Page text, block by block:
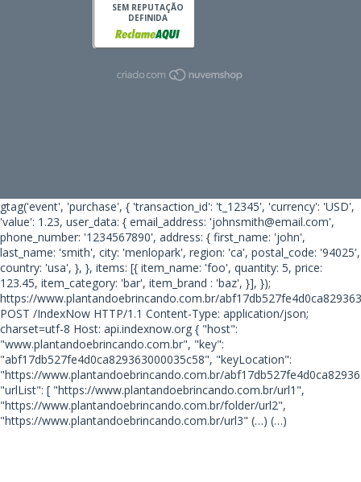
SEM REPUTAÇÃO
DEFINIDA
gtag('event', 'purchase', { 'transaction_id': 't_12345', 'currency': 'USD',
'value': 1.23, user_data: { email_address: 'johnsmith@email.com',
phone_number: '1234567890', address: { first_name: 'john',
last_name: 'smith', city: 'menlopark', region: 'ca', postal_code: '94025',
country: 'usa', }, }, items: [{ item_name: 'foo', quantity: 5, price:
123.45, item_category: 'bar', item_brand : 'baz', }], });
https://www.plantandoebrincando.com.br/
POST /IndexNow HTTP/1.1 Content-Type: application/json;
charset=utf-8 Host: api.indexnow.org { "host":
"www.plantandoebrincando.com.br", "key":
"abf17db527fe4d0ca829363000035c58", "keyLocation":
"https://www.plantandoebrincando.com.br/
"urlList": [ "https://www.plantandoebrincando.com.br/url1",
"https://www.plantandoebrincando.com.br/folder/url2",
"https://www.plantandoebrincando.com.br/url3" (…) (…)